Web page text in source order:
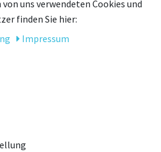
Gloss Black und
Optionen verfügbar
uns verwendeten Cookies und
finden Sie hier:
Impressum